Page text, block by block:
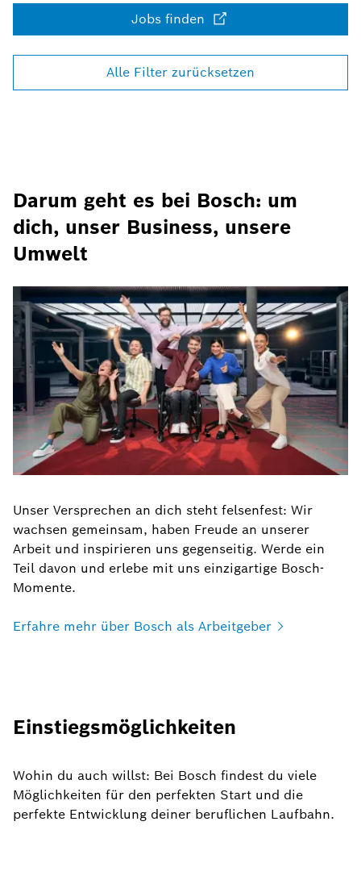
Darum geht es bei Bosch: um
dich, unser Business, unsere
Umwelt
Unser Versprechen an dich steht felsenfest: Wir
wachsen gemeinsam, haben Freude an unserer
Arbeit und inspirieren uns gegenseitig. Werde ein
Teil davon und erlebe mit uns einzigartige Bosch-
Momente.
Erfahre mehr über Bosch als Arbeitgeber
Einstiegsmöglichkeiten
Wohin du auch willst: Bei Bosch findest du viele
Möglichkeiten für den perfekten Start und die
perfekte Entwicklung deiner beruflichen Laufbahn.